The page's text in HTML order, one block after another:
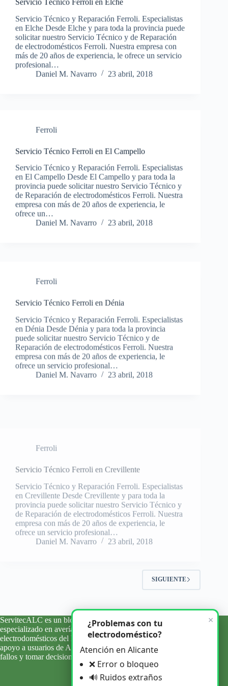
Servicio Técnico y Reparación Ferroli. Especialistas
en Elche Desde Elche y para toda la provincia puede
solicitar nuestro Servicio Técnico y de Reparación
de electrodomésticos Ferroli. Nuestra empresa con
más de 20 años de experiencia, le ofrece un servicio
profesional…
Daniel M. Navarro
23 abril, 2018
Ferroli
Servicio Técnico Ferroli en El Campello
Servicio Técnico y Reparación Ferroli. Especialistas
en El Campello Desde El Campello y para toda la
provincia puede solicitar nuestro Servicio Técnico y
de Reparación de electrodomésticos Ferroli. Nuestra
empresa con más de 20 años de experiencia, le
ofrece un…
Daniel M. Navarro
23 abril, 2018
Ferroli
Servicio Técnico Ferroli en Dénia
Servicio Técnico y Reparación Ferroli. Especialistas
en Dénia Desde Dénia y para toda la provincia
puede solicitar nuestro Servicio Técnico y de
Reparación de electrodomésticos Ferroli. Nuestra
empresa con más de 20 años de experiencia, le
ofrece un servicio profesional…
Daniel M. Navarro
23 abril, 2018
Servicio Técnico Ferroli en Crevillente
Servicio Técnico y Reparación Ferroli. Especialistas
en Crevillente Desde Crevillente y para toda la
provincia puede solicitar nuestro Servicio Técnico y
de Reparación de electrodomésticos Ferroli. Nuestra
empresa con más de 20 años de experiencia, le
ofrece un servicio profesional…
Daniel M. Navarro
23 abril, 2018
SIGUIENTE
ServitecALC es un blog informativo y de orientación técnica
especializado en averías, errores y problemas habituales de
electrodomésticos del hogar. Ofrecemos información clara y
apoyo a usuarios de Alicante y su provincia para entender
fallos y tomar decisiones con criterio.
×
¿Problemas con tu
electrodoméstico?
Atención en Alicante
❌ Error o bloqueo
🔊 Ruidos extraños